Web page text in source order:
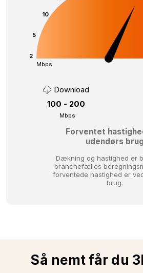
2
5
10
Mbps
Download
100 - 200
Mbps
Forventet
udendørs brug
Dækning og hastighed er
branchefælles
forventede hastighed er
brug.
Så nemt får du